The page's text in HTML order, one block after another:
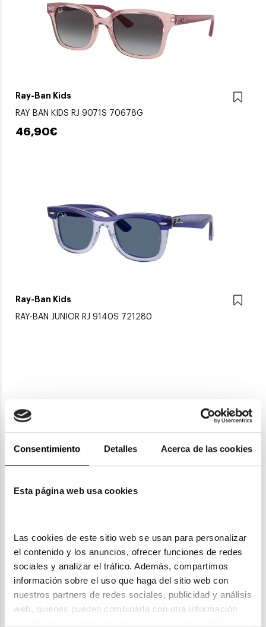
Consentimiento Detalles Acerca de las cookies
Esta página web usa cookies
Las cookies de este sitio web se usan para personalizar
el contenido y los anuncios, ofrecer funciones de redes
sociales y analizar el tráfico. Además, compartimos
información sobre el uso que haga del sitio web con
nuestros partners de redes sociales, publicidad y análisis
web, quienes pueden combinarla con otra información
Ray-Ban Kids
RAY BAN KIDS RJ 9071S 70678G
46,90€
Ray-Ban Kids
RAY-BAN JUNIOR RJ 9140S 721280
Ray-Ban Kids
60,00€
En Stock